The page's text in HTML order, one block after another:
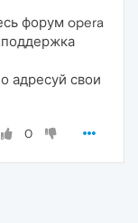
форум opera
адресуй свои
0